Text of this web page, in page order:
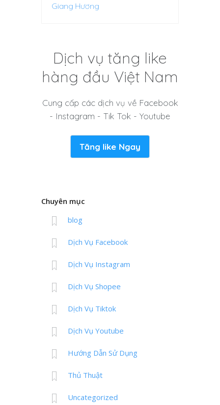
Giang Hương
Dịch vụ tăng like
hàng đầu Việt Nam
Cung cấp các dịch vụ về Facebook
- Instagram - Tik Tok - Youtube
Tăng like Ngay
Chuyên mục
blog
Dịch Vụ Facebook
Dịch Vụ Instagram
Dịch Vụ Shopee
Dịch Vụ Tiktok
Dịch Vụ Youtube
Hướng Dẫn Sử Dụng
Thủ Thuật
Uncategorized